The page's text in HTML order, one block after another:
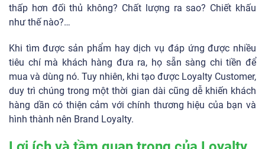
thấp hơn đối thủ không? Chất lượng ra sao? Chiết khấu
như thế nào?…
Khi tìm được sản phẩm hay dịch vụ đáp ứng được nhiều
tiêu chí mà khách hàng đưa ra, họ sẵn sàng chi tiền để
mua và dùng nó. Tuy nhiên, khi tạo được Loyalty Customer,
duy trì chúng trong một thời gian dài cũng dễ khiến khách
hàng dần có thiện cảm với chính thương hiệu của bạn và
hình thành nên Brand Loyalty.